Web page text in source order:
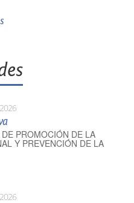
PROMOCIÓN DE LA
Y PREVENCIÓN DE LA